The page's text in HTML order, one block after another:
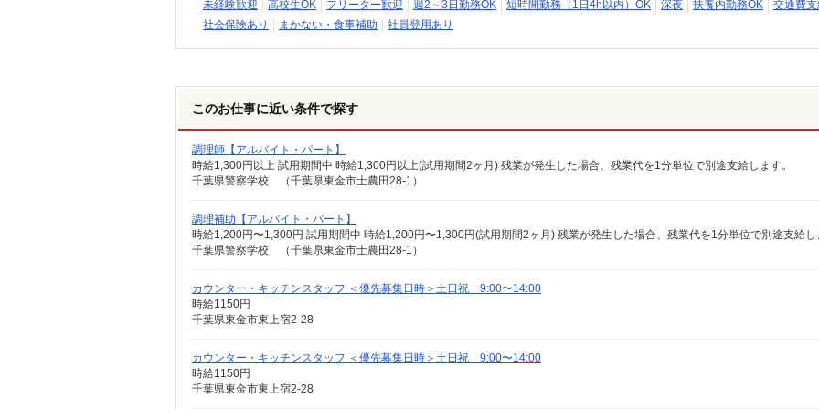
未経験歓迎
高校生OK フリーター歓迎 週2～3日勤務OK 短時間勤務（1日4h以内）OK 深夜 扶養内勤務OK
交通費
社会保険あり
まかない・食事補助 社員登用あり
このお仕事に近い条件で探す
調理師【アルバイト・パート】
時給1,300円以上 試用期間中 時給1,300円以上(試用期間2ヶ月) 残業が発生した場合、残業代を1分単位で別途支給します。
千葉県警察学校 （千葉県東金市士農田28-1）
調理補助【アルバイト・パート】
時給1,200円〜1,300円 試用期間中 時給1,200円〜1,300円(試用期間2ヶ月) 残業が発生した場合、残業代を1分単位で別途支給し
千葉県警察学校 （千葉県東金市士農田28-1）
カウンター・キッチンスタッフ ＜優先募集日時＞土日祝 9:00〜14:00
時給1150円
千葉県東金市東上宿2-28
カウンター・キッチンスタッフ ＜優先募集日時＞土日祝 9:00〜14:00
時給1150円
千葉県東金市東上宿2-28